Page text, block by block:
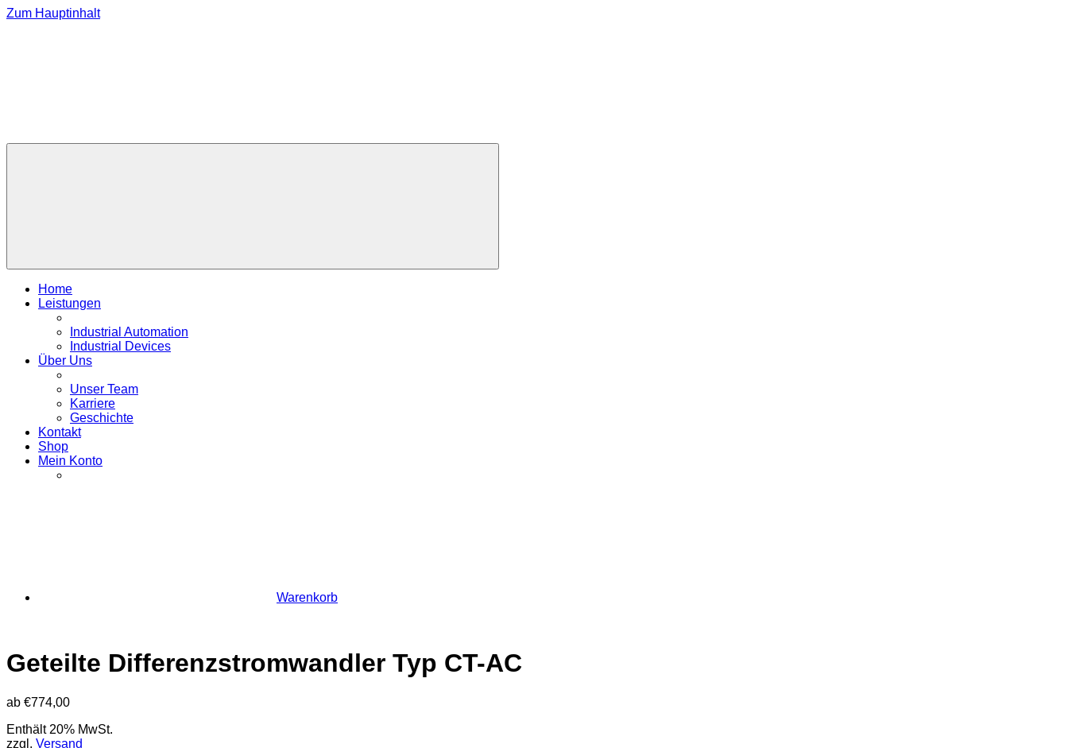
Zum Hauptinhalt
Home
Leistungen
Industrial Automation
Industrial Devices
Über Uns
Unser Team
Karriere
Geschichte
Kontakt
Shop
Mein Konto
Warenkorb
Geteilte Differenzstromwandler Typ CT-AC
ab €774,00
Enthält 20% MwSt.
zzgl. Versand